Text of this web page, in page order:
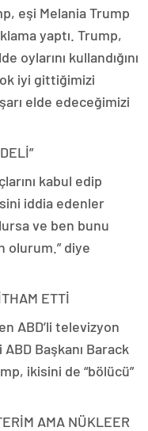
eşi Melania Trump
yaptı. Trump,
kullandığını
iyi gittiğimizi
elde edeceğimizi
kabul edip
iddia edenler
ve ben bunu
olurum.” diye
ETTİ
ABD’li televizyon
Başkanı Barack
ikisini de “bölücü”
AMA NÜKLEER